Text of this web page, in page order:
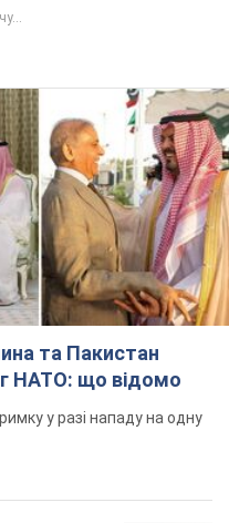
та Пакистан
НАТО: що відомо
у разі нападу на одну